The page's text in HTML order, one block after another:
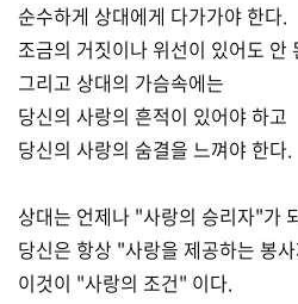
순수하게 상대에게 다가가야 한다.
조금의 거짓이나 위선이 있어도 안
그리고 상대의 가슴속에는
당신의 사랑의 흔적이 있어야 하고
당신의 사랑의 숨결을 느껴야 한다.
상대는 언제나 "사랑의 승리자"가
당신은 항상 "사랑을 제공하는 봉
이것이 "사랑의 조건" 이다.